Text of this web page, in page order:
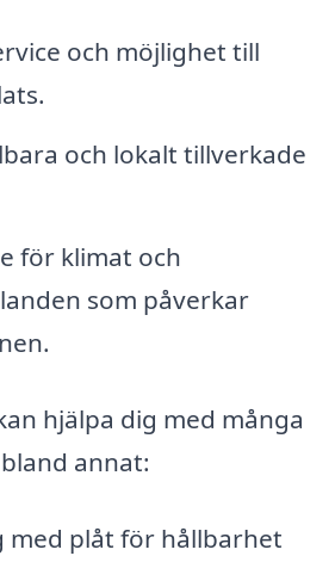
och möjlighet till
och lokalt tillverkade
för klimat och
som påverkar
hjälpa dig med många
annat:
med plåt för hållbarhet